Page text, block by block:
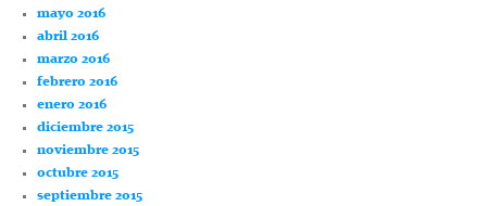
mayo 2016
abril 2016
marzo 2016
febrero 2016
enero 2016
diciembre 2015
noviembre 2015
octubre 2015
septiembre 2015